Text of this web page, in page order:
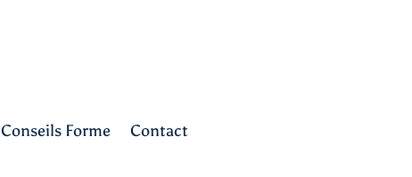
Conseils Forme Contact